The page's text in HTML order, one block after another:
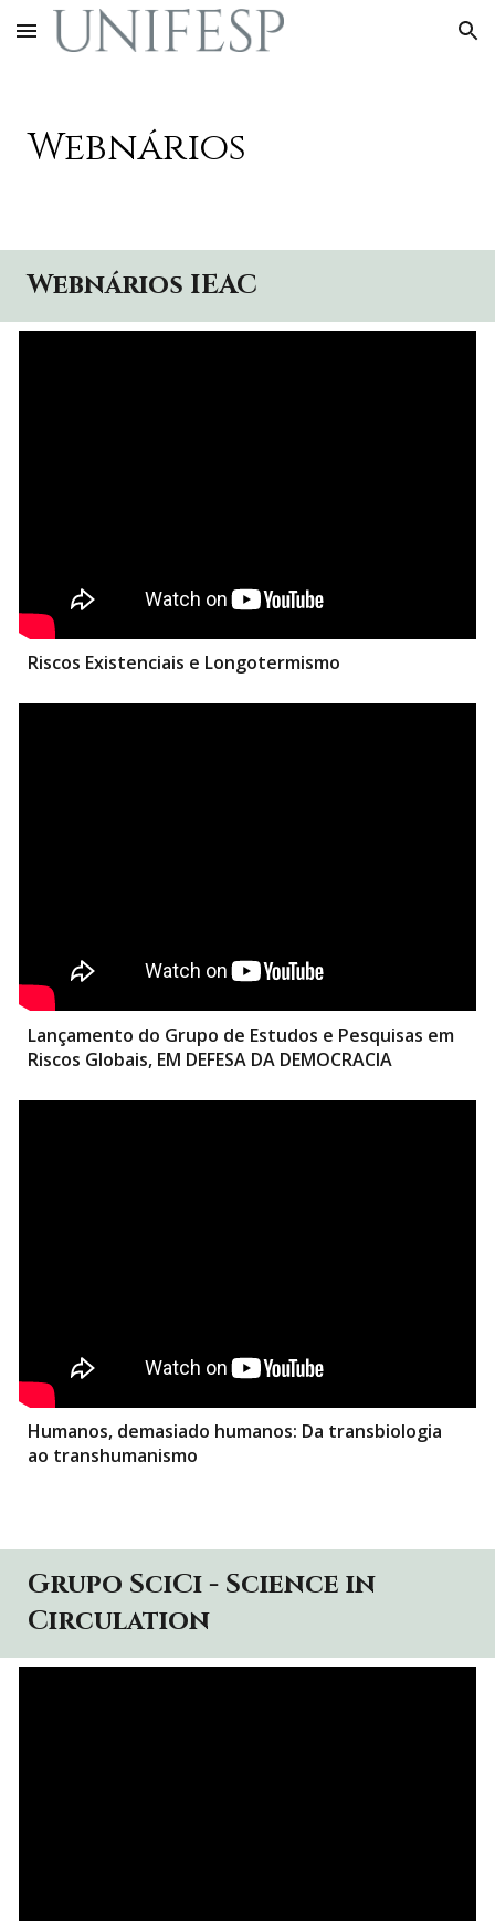
Skip to main content Skip to navigation
Webnários
Webnários IEAC
Riscos Existenciais e Longotermismo
Lançamento do Grupo de Estudos e Pesquisas em
Riscos Globais, EM DEFESA DA DEMOCRACIA
Humanos, demasiado humanos: Da transbiologia
ao transhumanismo
Grupo SciCi - Science in
Circulation